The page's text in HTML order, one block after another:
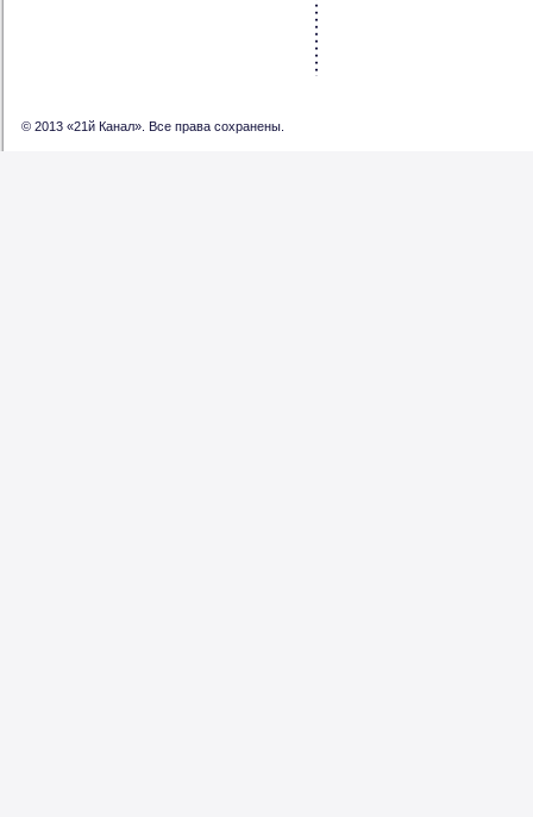
© 2013 «21й Канал». Все права сохранены.